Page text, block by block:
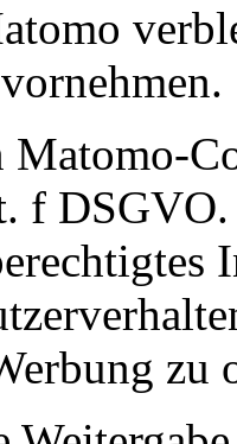
Matomo-
f DSGVO.
zu